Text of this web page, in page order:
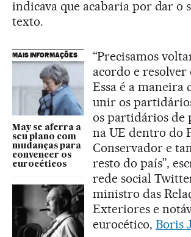
indicava que acabaria por dar o
texto.
MAIS INFORMAÇÕES
May se aferra a
seu plano com
mudanças para
convencer os
eurocéticos
“Precisamos
acordo e
Essa é a maneira
unir os
os partidários de
na UE dentro do
Conservador e
resto do país”,
rede social
ministro das
Exteriores e
eurocético, Boris